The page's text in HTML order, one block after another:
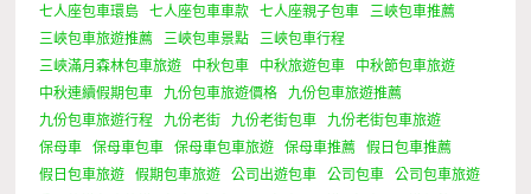
七人座包車環島
七人座包車車款 七人座親子包車
三峽包車推薦
三峽包車旅遊推薦
三峽包車景點
三峽包車行程
三峽滿月森林包車旅遊
中秋包車 中秋旅遊包車
中秋節包車旅遊
中秋連續假期包車
九份包車旅遊價格
九份包車旅遊推薦
九份包車旅遊行程
九份老街 九份老街包車
九份老街包車旅遊
保母車
保母車包車 保母車包車旅遊 保母車推薦
假日包車推薦
假日包車旅遊
假期包車旅遊 公司出遊包車 公司包車
公司包車旅遊